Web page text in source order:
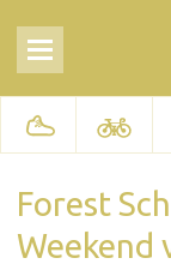
Forest
Weekend